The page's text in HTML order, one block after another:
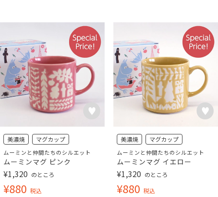
美濃焼 マグカップ
ムーミンと仲間たちのシルエット
ムーミンマグ ピンク
¥1,320 のところ
¥880 税込
美濃焼 マグカップ
ムーミンと仲間たちのシルエット
ムーミンマグ イエロー
¥1,320 のところ
¥880 税込